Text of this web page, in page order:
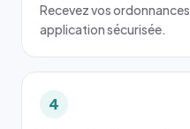
Recevez vos
application sécurisée.
4